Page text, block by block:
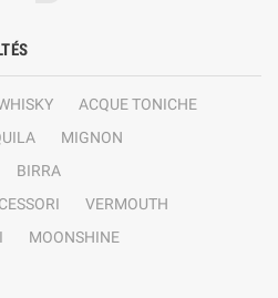
ACQUE TONICHE
MIGNON
BIRRA
VERMOUTH
MOONSHINE